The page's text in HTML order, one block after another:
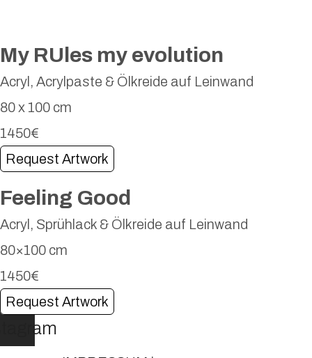
My RUles my evolution
Acryl, Acrylpaste & Ölkreide auf Leinwand
80 x 100 cm
1450€
Request Artwork
Feeling Good
Acryl, Sprühlack & Ölkreide auf Leinwand
80×100 cm
1450€
Request Artwork